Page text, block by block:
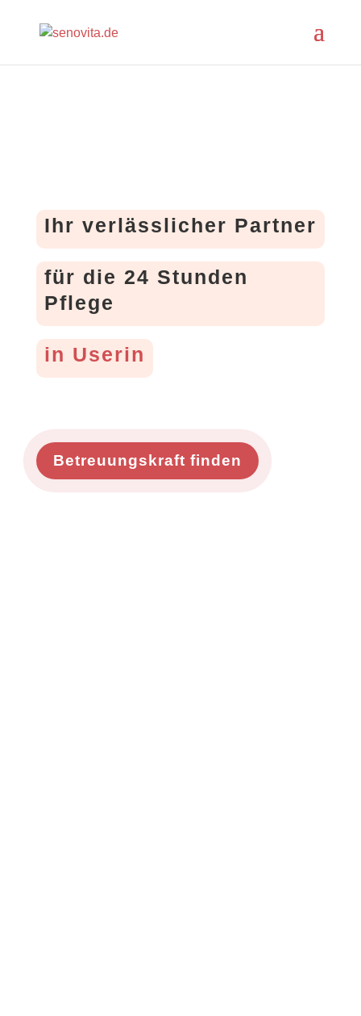
Ihr verlässlicher Partner
für die 24 Stunden
Pflege
in Userin
Betreuungskraft finden